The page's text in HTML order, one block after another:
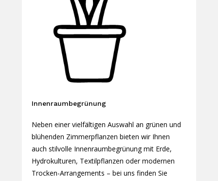
Innenraumbegrünung
Neben einer vielfältigen Auswahl an grünen und
blühenden Zimmerpflanzen bieten wir Ihnen
auch stilvolle Innenraumbegrünung mit Erde,
Hydrokulturen, Textilpflanzen oder modernen
Trocken-Arrangements – bei uns finden Sie